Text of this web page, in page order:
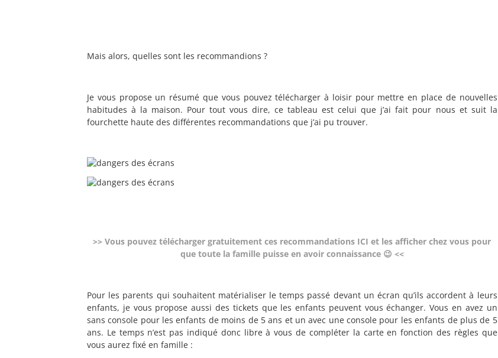
Mais alors, quelles sont les recommandions ?
Je vous propose un résumé que vous pouvez télécharger à loisir pour mettre en place de nouvelles
habitudes à la maison. Pour tout vous dire, ce tableau est celui que j’ai fait pour nous et suit la
fourchette haute des différentes recommandations que j’ai pu trouver.
>> Vous pouvez télécharger gratuitement ces recommandations ICI et les afficher chez vous pour
que toute la famille puisse en avoir connaissance 😉 <<
Pour les parents qui souhaitent matérialiser le temps passé devant un écran qu’ils accordent à leurs
enfants, je vous propose aussi des tickets que les enfants peuvent vous échanger. Vous en avez un
sans console pour les enfants de moins de 5 ans et un avec une console pour les enfants de plus de 5
ans. Le temps n’est pas indiqué donc libre à vous de compléter la carte en fonction des règles que
vous aurez fixé en famille :